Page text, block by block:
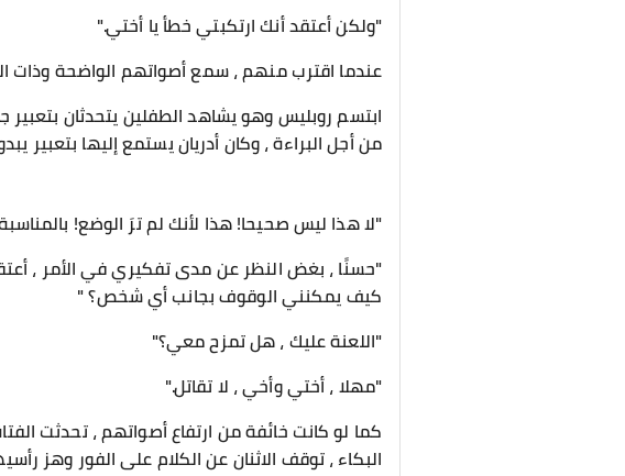
"ولكن أعتقد أنك ارتكبتي خطأ يا أختي."
عندما اقترب منهم ، سمع أصواتهم الواضحة وذات
ابتسم روبليس وهو يشاهد الطفلين يتحدثان
من أجل البراءة ، وكان أدريان يستمع إليها بتعبير
"لا هذا ليس صحيحا! هذا لأنك لم ترَ الوضع!
"حسنًا ، بغض النظر عن مدى تفكيري في الأمر ،
كيف يمكنني الوقوف بجانب أي شخص؟ "
"اللعنة عليك ، هل تمزح معي؟"
"مهلا ، أختي وأخي ، لا تقاتل."
كما لو كانت خائفة من ارتفاع أصواتهم ، تحدثت
البكاء ، توقف الاثنان عن الكلام على الفور وهز